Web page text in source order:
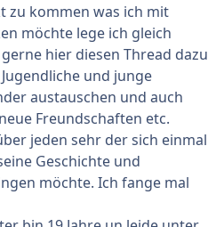
zu kommen was ich mit
möchte lege ich gleich
hier diesen Thread dazu
und junge
austauschen und auch
Freundschaften etc.
jeden sehr der sich einmal
Geschichte und
möchte. Ich fange mal